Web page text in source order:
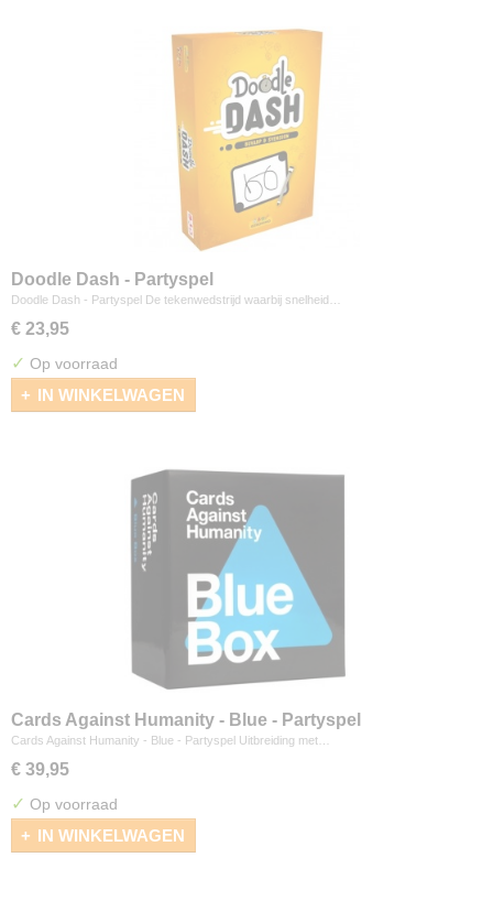
Doodle Dash - Partyspel
Doodle Dash - Partyspel De tekenwedstrijd waarbij snelheid…
€ 23,95
✓ Op voorraad
IN WINKELWAGEN
Cards Against Humanity - Blue - Partyspel
Cards Against Humanity - Blue - Partyspel Uitbreiding met…
€ 39,95
✓ Op voorraad
IN WINKELWAGEN